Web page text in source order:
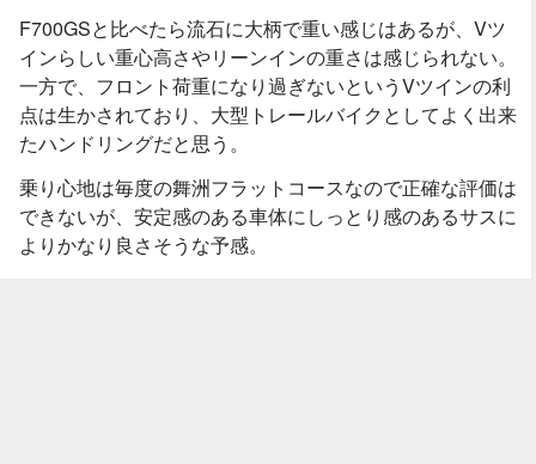
F700GSと比べたら流石に大柄で重い感じはあるが、Vツ
インらしい重心高さやリーンインの重さは感じられない。
一方で、フロント荷重になり過ぎないというVツインの利
点は生かされており、大型トレールバイクとしてよく出来
たハンドリングだと思う。
乗り心地は毎度の舞洲フラットコースなので正確な評価は
できないが、安定感のある車体にしっとり感のあるサスに
よりかなり良さそうな予感。